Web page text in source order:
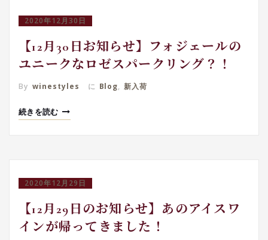
2020年12月30日
【12月30日お知らせ】フォジェールの
ユニークなロゼスパークリング？！
By winestyles に Blog, 新入荷
続きを読む
2020年12月29日
【12月29日のお知らせ】あのアイスワ
インが帰ってきました！